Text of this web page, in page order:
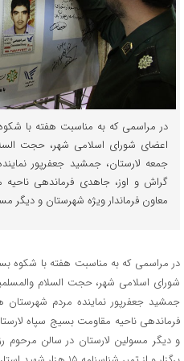
در مراسمی که به مناسبت هفته با
اعضای شورای اسلامی شهر، حجت
جمعه لارستان، جمشید جعفرپور
گراش و اوز، جاهدی فرماندهی
معاون فرماندار ویژه شهرستان و دیگر
در مراسمی که به مناسبت هفته با شکوه
شورای اسلامی شهر، حجت السلام
جمشید جعفرپور نماینده مردم
فرماندهی ناحیه مقاومت بسیج سپاه
و دیگر مسولین لارستان در سالن مرحوم